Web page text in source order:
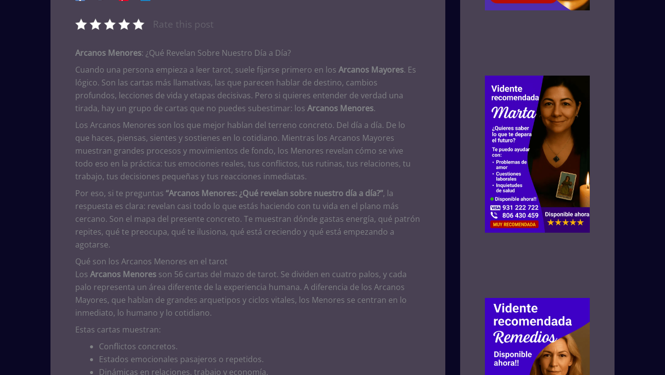
Rate this post
Arcanos Menores: ¿Qué Revelan Sobre Nuestro Día a Día?
Cuando una persona empieza a leer tarot, suele fijarse primero en los Arcanos Mayores. Es
lógico. Son las cartas más llamativas, las que parecen hablar de destino, cambios
profundos, lecciones de vida y etapas decisivas. Pero si quieres entender de verdad una
tirada, hay un grupo de cartas que no puedes subestimar: los Arcanos Menores.
Los Arcanos Menores son los que mejor hablan del terreno concreto. Del día a día. De lo
que haces, piensas, sientes y sostienes en lo cotidiano. Mientras los Arcanos Mayores
muestran grandes procesos y movimientos de fondo, los Menores revelan cómo se vive
todo eso en la práctica: tus emociones reales, tus conflictos, tus rutinas, tus relaciones, tu
trabajo, tus decisiones pequeñas y tus reacciones inmediatas.
Por eso, si te preguntas “Arcanos Menores: ¿Qué revelan sobre nuestro día a día?”, la
respuesta es clara: revelan casi todo lo que estás haciendo con tu vida en el plano más
cercano. Son el mapa del presente concreto. Te muestran dónde gastas energía, qué patrón
repites, qué te preocupa, qué te ilusiona, qué está creciendo y qué está empezando a
agotarse.
Qué son los Arcanos Menores en el tarot
Los Arcanos Menores son 56 cartas del mazo de tarot. Se dividen en cuatro palos, y cada
palo representa un área diferente de la experiencia humana. A diferencia de los Arcanos
Mayores, que hablan de grandes arquetipos y ciclos vitales, los Menores se centran en lo
inmediato, lo humano y lo cotidiano.
Estas cartas muestran:
Conflictos concretos.
Estados emocionales pasajeros o repetidos.
Dinámicas en relaciones, trabajo y economía.